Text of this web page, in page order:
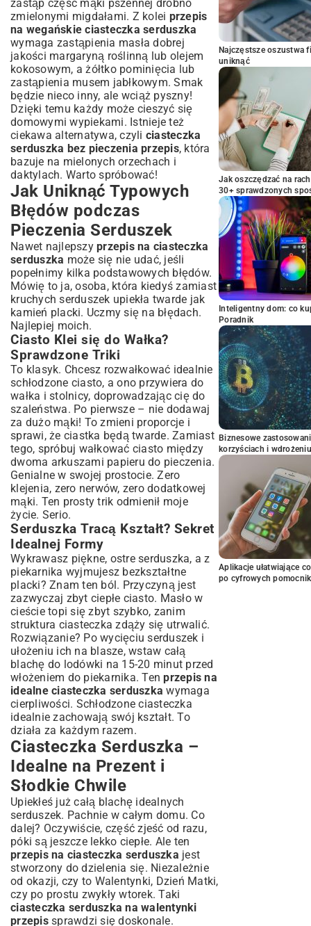
zastąp część mąki pszennej drobno
zmielonymi migdałami. Z kolei przepis
na wegańskie ciasteczka serduszka
wymaga zastąpienia masła dobrej
jakości margaryną roślinną lub olejem
kokosowym, a żółtko pominięcia lub
zastąpienia musem jabłkowym. Smak
będzie nieco inny, ale wciąż pyszny!
Dzięki temu każdy może cieszyć się
domowymi wypiekami. Istnieje też
ciekawa alternatywa, czyli ciasteczka
serduszka bez pieczenia przepis, która
bazuje na mielonych orzechach i
daktylach. Warto spróbować!
Jak Uniknąć Typowych
Błędów podczas
Pieczenia Serduszek
Nawet najlepszy przepis na ciasteczka
serduszka może się nie udać, jeśli
popełnimy kilka podstawowych błędów.
Mówię to ja, osoba, która kiedyś zamiast
kruchych serduszek upiekła twarde jak
kamień placki. Uczmy się na błędach.
Najlepiej moich.
Ciasto Klei się do Wałka?
Sprawdzone Triki
To klasyk. Chcesz rozwałkować idealnie
schłodzone ciasto, a ono przywiera do
wałka i stolnicy, doprowadzając cię do
szaleństwa. Po pierwsze – nie dodawaj
za dużo mąki! To zmieni proporcje i
sprawi, że ciastka będą twarde. Zamiast
tego, spróbuj wałkować ciasto między
dwoma arkuszami papieru do pieczenia.
Genialne w swojej prostocie. Zero
klejenia, zero nerwów, zero dodatkowej
mąki. Ten prosty trik odmienił moje
życie. Serio.
Serduszka Tracą Kształt? Sekret
Idealnej Formy
Wykrawasz piękne, ostre serduszka, a z
piekarnika wyjmujesz bezkształtne
placki? Znam ten ból. Przyczyną jest
zazwyczaj zbyt ciepłe ciasto. Masło w
cieście topi się zbyt szybko, zanim
struktura ciasteczka zdąży się utrwalić.
Rozwiązanie? Po wycięciu serduszek i
ułożeniu ich na blasze, wstaw całą
blachę do lodówki na 15-20 minut przed
włożeniem do piekarnika. Tenprzepis na
idealne ciasteczka serduszka wymaga
cierpliwości. Schłodzone ciasteczka
idealnie zachowają swój kształt. To
działa za każdym razem.
Ciasteczka Serduszka –
Idealne na Prezent i
Słodkie Chwile
Upiekłeś już całą blachę idealnych
serduszek. Pachnie w całym domu. Co
dalej? Oczywiście, część zjeść od razu,
póki są jeszcze lekko ciepłe. Ale ten
przepis na ciasteczka serduszka jest
stworzony do dzielenia się. Niezależnie
od okazji, czy to Walentynki, Dzień Matki,
czy po prostu zwykły wtorek. Taki
ciasteczka serduszka na walentynki
przepissprawdzi się doskonale.
Najczęstsze oszustwa
uniknąć
Jak oszczędzać na
30+ sprawdzonych
Inteligentny dom: co
Poradnik
Biznesowe
korzyściach i wdrożeniu
Aplikacje ułatwiające
po cyfrowych